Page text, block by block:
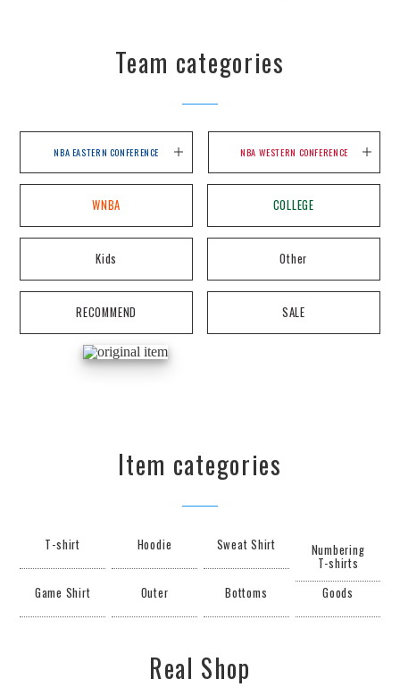
Team categories
NBA EASTERN CONFERENCE NBA WESTERN CONFERENCE
WNBA COLLEGE
Kids Other
RECOMMEND SALE
Item categories
T-shirt Hoodie Sweat Shirt Numbering
T-shirts
Game Shirt
Outer Bottoms Goods
Real Shop